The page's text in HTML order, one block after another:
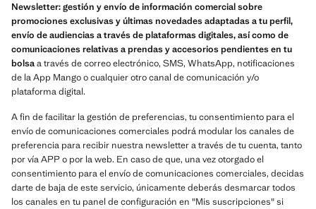
Newsletter: gestión y envío de información comercial sobre
promociones exclusivas y últimas novedades adaptadas a tu perfil,
envío de audiencias a través de plataformas digitales, así como de
comunicaciones relativas a prendas y accesorios pendientes en tu
bolsaa través de correo electrónico, SMS, WhatsApp, notificaciones
de la App Mango o cualquier otro canal de comunicación y/o
plataforma digital.
A fin de facilitar la gestión de preferencias, tu consentimiento para el
envío de comunicaciones comerciales podrá modular los canales de
preferencia para recibir nuestra newsletter a través de tu cuenta, tanto
por vía APP o por la web. En caso de que, una vez otorgado el
consentimiento para el envío de comunicaciones comerciales, decidas
darte de baja de este servicio, únicamente deberás desmarcar todos
los canales en tu panel de configuración en "Mis suscripciones" si